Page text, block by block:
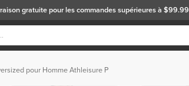
gratuitepour les commandes supérieures à $99.99
pour Homme Athleisure P